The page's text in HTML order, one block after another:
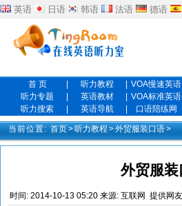
英语 日语 韩语 法语 德语
首 页 听力教程 VOA慢速英语
听力专题
英语教材 VOA标准英语
听力搜索
英语导航 口语陪练网
当前位置: 首页>听力教程 >外贸服装口语>
外贸服
时间: 2014-10-13 05:20 来源: 互联网 提供网